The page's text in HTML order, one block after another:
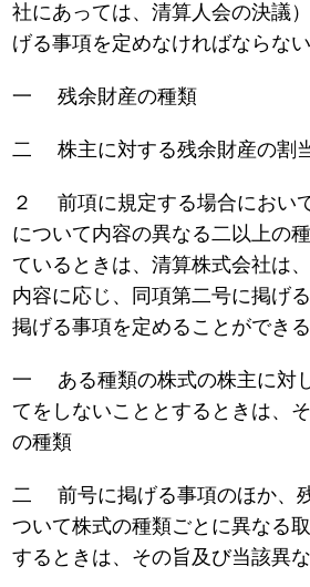
社にあっては、清算人会の決議
げる事項を定めなければならない
一 残余財産の種類
二 株主に対する残余財産の割
２ 前項に規定する場合におい
について内容の異なる二以上の
ているときは、清算株式会社は
内容に応じ、同項第二号に掲げ
掲げる事項を定めることができる
一 ある種類の株式の株主に対
てをしないこととするときは、
の種類
二 前号に掲げる事項のほか、
ついて株式の種類ごとに異なる
するときは、その旨及び当該異